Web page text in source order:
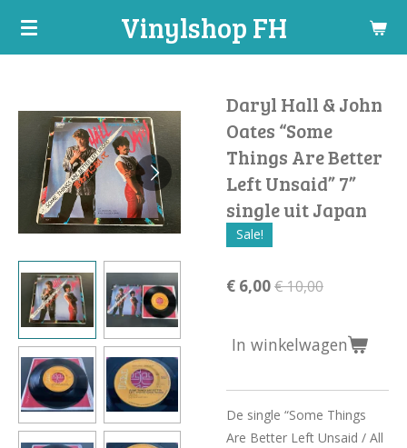
Ga
hoofdinhoud
Vinylshop FH
Daryl Hall & John
Oates “Some
Things Are Better
Left Unsaid” 7”
single uit Japan
Sale!
€ 6,00€ 10,00
In winkelwagen
De single “Some Things
Are Better Left Unsaid / All